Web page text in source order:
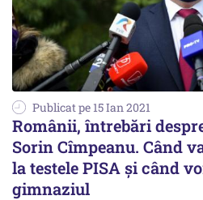
Publicat pe 15 Ian 2021
Românii, întrebări
Sorin Cîmpeanu. Când
la testele PISA şi când
gimnaziul